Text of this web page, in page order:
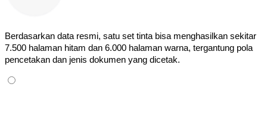
Berdasarkan data resmi, satu set tinta bisa menghasilkan sekitar
7.500 halaman hitam dan 6.000 halaman warna, tergantung pola
pencetakan dan jenis dokumen yang dicetak.